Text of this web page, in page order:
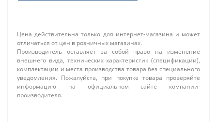
Цена действительна только для интернет-магазина и может
отличаться от цен в розничных магазинах.
Производитель оставляет за собой право на изменение
внешнего вида, технических характеристик (спецификации),
комплектации и места производства товара без специального
уведомления. Пожалуйста, при покупке товара проверяйте
информацию на официальном сайте компании-
производителя.